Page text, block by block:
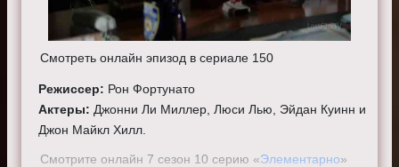
Смотреть онлайн эпизод в сериале 150
Режиссер: Рон Фортунато
Актеры: Джонни Ли Миллер, Люси Лью, Эйдан Куинн и
Джон Майкл Хилл.
Смотрите онлайн 7 сезон 10 серию «Элементарно»